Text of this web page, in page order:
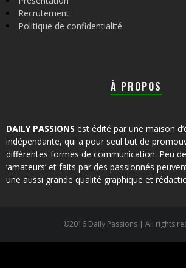
Recrutement
Politique de confidentialité
À PROPOS
DAILY PASSIONS est édité par une maison
indépendante, qui a pour seul but de
différentes formes de communication. Peu
‘amateurs’ et faits par des passionnés
une aussi grande qualité graphique et
©2016 Daily Passions | All rights